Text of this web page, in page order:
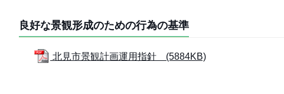
良好な景観形成のための行為の基準
北見市景観計画運用指針 (5884KB)